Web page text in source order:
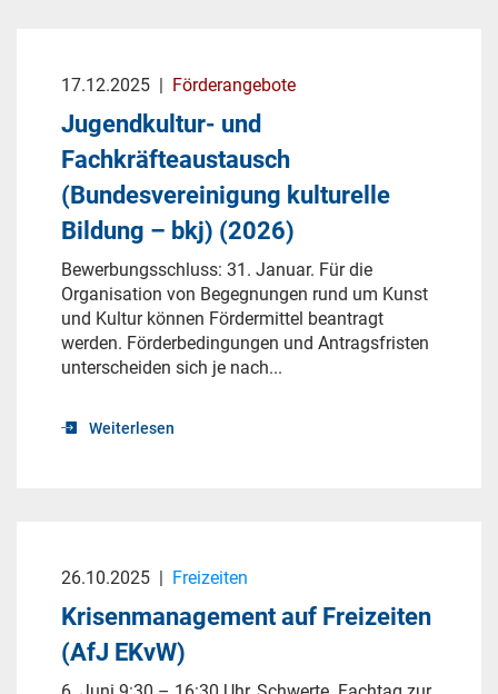
17.12.2025 | Förderangebote
Jugendkultur- und
Fachkräfteaustausch
(Bundesvereinigung kulturelle
Bildung – bkj) (2026)
Bewerbungsschluss: 31. Januar. Für die
Organisation von Begegnungen rund um Kunst
und Kultur können Fördermittel beantragt
werden. Förderbedingungen und Antragsfristen
unterscheiden sich je nach...
Weiterlesen
26.10.2025 | Freizeiten
Krisenmanagement auf Freizeiten
(AfJ EKvW)